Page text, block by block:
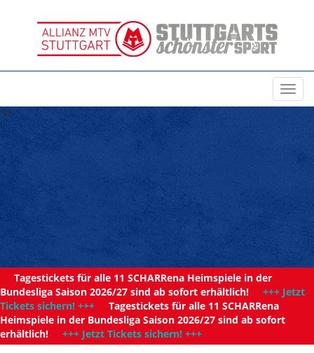
11
Tagestickets für alle 11 SCHARRena Heimspiele in der
Bundesliga Saison 2026/27 sind ab sofort erhältlich! +++ Jetzt
Tickets sichern! +++ Tagestickets für alle 11 SCHARRena
Heimspiele in der Bundesliga Saison 2026/27 sind ab sofort
erhältlich! +++ Jetzt Tickets sichern! +++